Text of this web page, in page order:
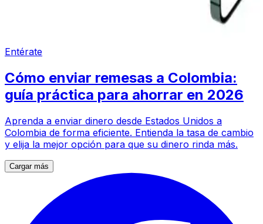
Entérate
Cómo enviar remesas a Colombia:
guía práctica para ahorrar en 2026
Aprenda a enviar dinero desde Estados Unidos a
Colombia de forma eficiente. Entienda la tasa de cambio
y elija la mejor opción para que su dinero rinda más.
Cargar más